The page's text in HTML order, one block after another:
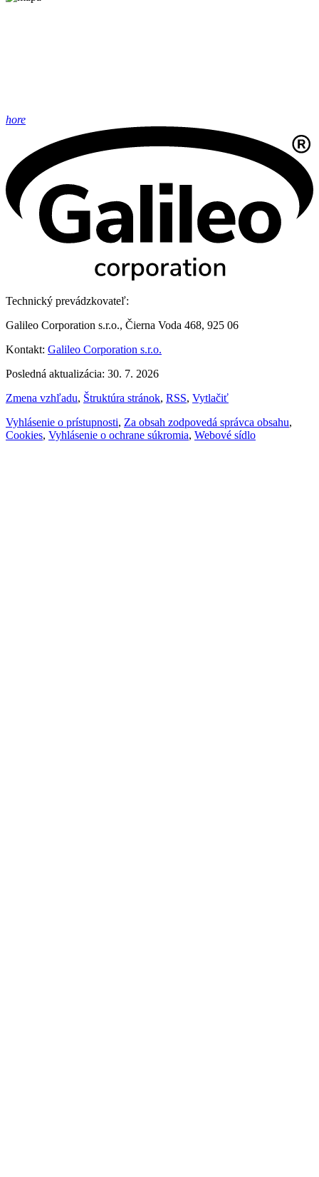
hore
Technický prevádzkovateľ:
Galileo Corporation s.r.o., Čierna Voda 468, 925 06
Kontakt: Galileo Corporation s.r.o.
Posledná aktualizácia: 30. 7. 2026
Zmena vzhľadu, Štruktúra stránok, RSS, Vytlačiť
Vyhlásenie o prístupnosti, Za obsah zodpovedá správca obsahu,
Cookies, Vyhlásenie o ochrane súkromia, Webové sídlo